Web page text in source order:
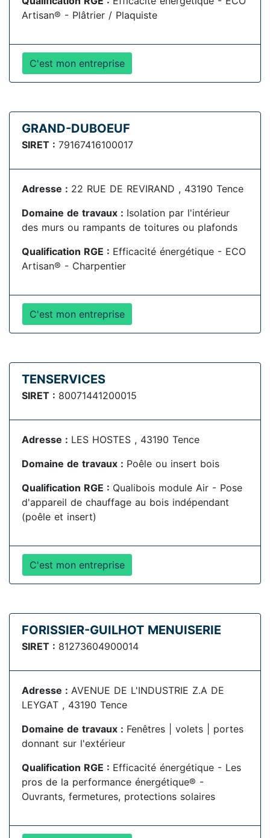
Artisan® - Plâtrier / Plaquiste
C'est mon entreprise
GRAND-DUBOEUF
SIRET : 79167416100017
Adresse : 22 RUE DE REVIRAND , 43190 Tence
Domaine de travaux : Isolation par l'intérieur
des murs ou rampants de toitures ou plafonds
Qualification RGE : Efficacité énergétique - ECO
Artisan® - Charpentier
C'est mon entreprise
TENSERVICES
SIRET : 80071441200015
Adresse : LES HOSTES , 43190 Tence
Domaine de travaux : Poêle ou insert bois
Qualification RGE : Qualibois module Air - Pose
d'appareil de chauffage au bois indépendant
(poêle et insert)
C'est mon entreprise
FORISSIER-GUILHOT MENUISERIE
SIRET : 81273604900014
Adresse : AVENUE DE L'INDUSTRIE Z.A DE
LEYGAT , 43190 Tence
Domaine de travaux : Fenêtres | volets | portes
donnant sur l'extérieur
Qualification RGE : Efficacité énergétique - Les
pros de la performance énergétique® -
Ouvrants, fermetures, protections solaires